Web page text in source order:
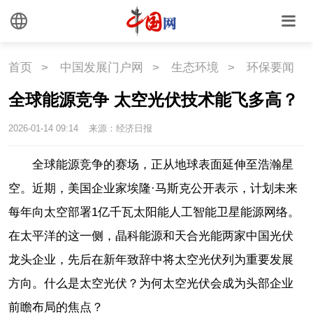
首页 > 中国发展门户网 > 生态环境 > 环保要闻
全球能源竞争 太空光伏技术能飞多高？
2026-01-14 09:14 来源：经济日报
全球能源竞争的赛场，正从地球表面延伸至浩瀚星
空。近期，美国企业家埃隆·马斯克公开表示，计划未来
每年向太空部署1亿千瓦太阳能人工智能卫星能源网络。
在太平洋的这一侧，晶科能源和天合光能两家中国光伏
龙头企业，先后在新年致辞中将太空光伏列为重要发展
方向。什么是太空光伏？为何太空光伏会成为头部企业
前瞻布局的焦点？